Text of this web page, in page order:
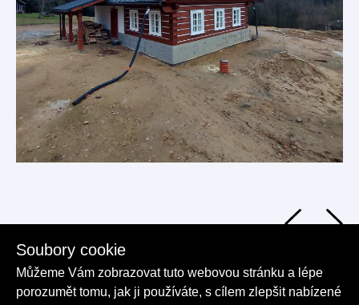
Soubory cookie
Můžeme Vám zobrazovat tuto webovou stránku a lépe
porozumět tomu, jak ji používáte, s cílem zlepšit nabízené